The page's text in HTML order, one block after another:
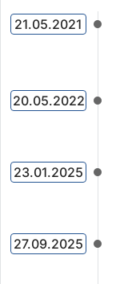
21.05.2021
20.05.2022
23.01.2025
27.09.2025